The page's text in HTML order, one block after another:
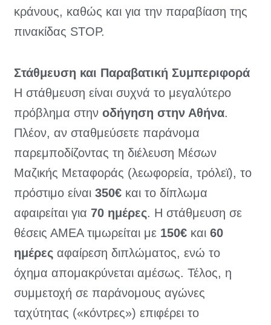
κράνους, καθώς και για την παραβίαση της
πινακίδας STOP.
Στάθμευση και Παραβατική Συμπεριφορά
Η στάθμευση είναι συχνά το μεγαλύτερο
πρόβλημα στην οδήγηση στην Αθήνα.
Πλέον, αν σταθμεύσετε παράνομα
παρεμποδίζοντας τη διέλευση Μέσων
Μαζικής Μεταφοράς (λεωφορεία, τρόλεϊ), το
πρόστιμο είναι 350€ και το δίπλωμα
αφαιρείται για 70 ημέρες. Η στάθμευση σε
θέσεις ΑΜΕΑ τιμωρείται με 150€ και 60
ημέρες αφαίρεση διπλώματος, ενώ το
όχημα απομακρύνεται αμέσως. Τέλος, η
συμμετοχή σε παράνομους αγώνες
ταχύτητας («κόντρες») επιφέρει το